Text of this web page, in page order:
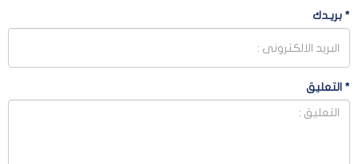
* بريـدك
* التعليق